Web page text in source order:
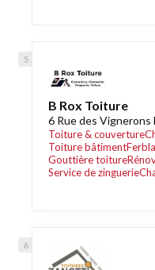
B Rox Toiture
6 Rue des Vignerons
Toiture & couverture
Toiture bâtiment
Gouttière toiture
Service de zinguerie